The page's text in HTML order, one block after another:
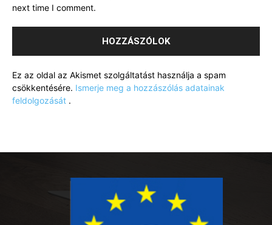
next time I comment.
Ez az oldal az Akismet szolgáltatást használja a spam
csökkentésére. Ismerje meg a hozzászólás adatainak
feldolgozását .